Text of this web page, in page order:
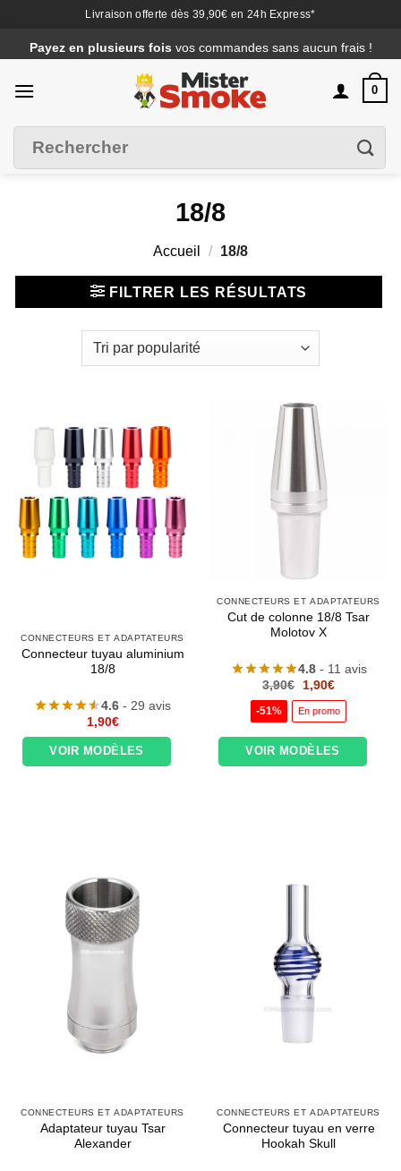
Livraison offerte dès 39,90€ en 24h Express*
au
contenu
Payez en plusieurs fois vos commandes sans aucun frais !
0
pour :
18/8
Accueil / 18/8
FILTRER LES RÉSULTATS
CONNECTEURS ET ADAPTATEURS
Connecteur tuyau aluminium
18/8
4.6 - 29 avis
1,90€
VOIR MODÈLES
CONNECTEURS ET ADAPTATEURS
Cut de colonne 18/8 Tsar
Molotov X
4.8- 11 avis
3,90€
Le
initial
était :
1,90€Le
actuel
est :
-51% En promo
VOIR MODÈLES
CONNECTEURS ET ADAPTATEURS
Adaptateur tuyau Tsar
Alexander
CONNECTEURS ET ADAPTATEURS
Connecteur tuyau en verre
Hookah Skull